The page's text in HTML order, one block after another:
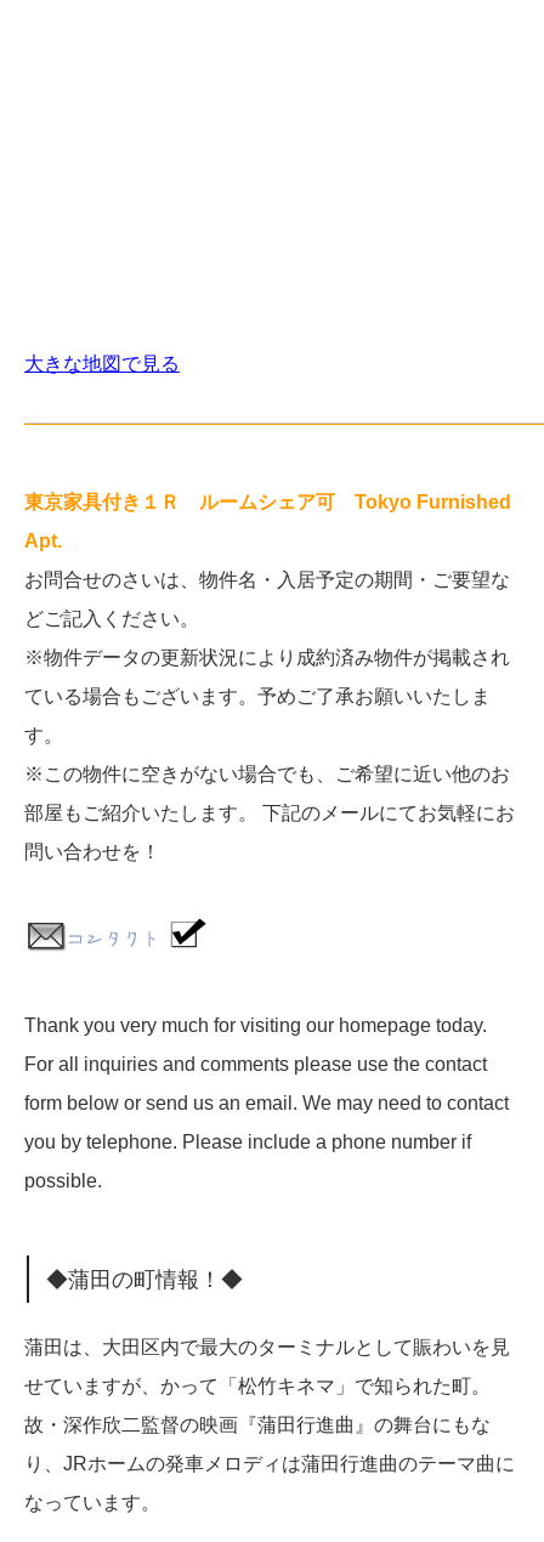
大きな地図で見る
東京家具付き１Ｒ ルームシェア可 Tokyo Furnished
Apt.
お問合せのさいは、物件名・入居予定の期間・ご要望な
どご記入ください。
※物件データの更新状況により成約済み物件が掲載され
ている場合もございます。予めご了承お願いいたしま
す。
※この物件に空きがない場合でも、ご希望に近い他のお
部屋もご紹介いたします。 下記のメールにてお気軽にお
問い合わせを！
Thank you very much for visiting our homepage today.
For all inquiries and comments please use the contact
form below or send us an email. We may need to contact
you by telephone. Please include a phone number if
possible.
◆蒲田の町情報！◆
蒲田は、大田区内で最大のターミナルとして賑わいを見
せていますが、かって「松竹キネマ」で知られた町。
故・深作欣二監督の映画『蒲田行進曲』の舞台にもな
り、JRホームの発車メロディは蒲田行進曲のテーマ曲に
なっています。